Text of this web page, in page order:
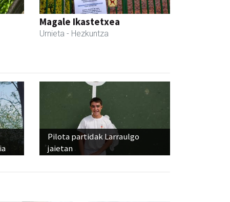
Magale Ikastetxea
Urnieta - Hezkuntza
Pilota partidak Larraulgo
jaietan